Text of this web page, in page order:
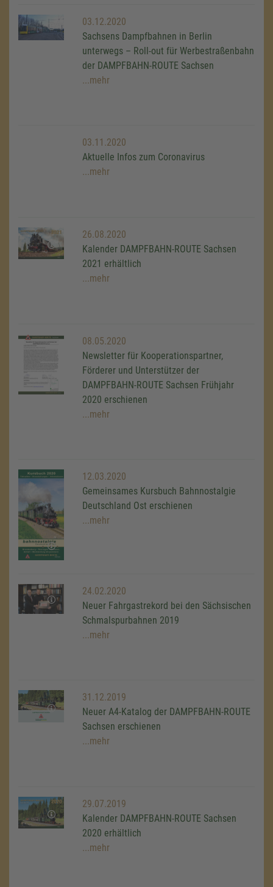
03.12.2020
Sachsens Dampfbahnen in Berlin
unterwegs – Roll-out für Werbestraßenbahn
der DAMPFBAHN-ROUTE Sachsen
...mehr
03.11.2020
Aktuelle Infos zum Coronavirus
...mehr
26.08.2020
Kalender DAMPFBAHN-ROUTE Sachsen
2021 erhältlich
...mehr
08.05.2020
Newsletter für Kooperationspartner,
Förderer und Unterstützer der
DAMPFBAHN-ROUTE Sachsen Frühjahr
2020 erschienen
...mehr
12.03.2020
Gemeinsames Kursbuch Bahnnostalgie
Deutschland Ost erschienen
...mehr
24.02.2020
Neuer Fahrgastrekord bei den Sächsischen
Schmalspurbahnen 2019
...mehr
31.12.2019
Neuer A4-Katalog der DAMPFBAHN-ROUTE
Sachsen erschienen
...mehr
29.07.2019
Kalender DAMPFBAHN-ROUTE Sachsen
2020 erhältlich
...mehr